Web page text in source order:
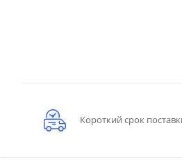
Короткий срок